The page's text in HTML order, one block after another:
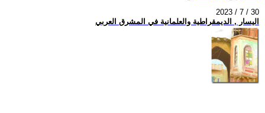
2023 / 7 / 30
اليسار , الديمقراطية والعلمانية في المشرق العربي